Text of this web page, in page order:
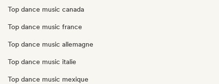
Top dance music canada
Top dance music france
Top dance music allemagne
Top dance music italie
Top dance music mexique